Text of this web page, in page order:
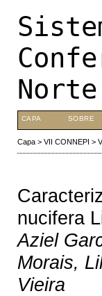
CAPA SOBRE
Capa> VII CONNEPI >
nucifera
Aziel
Morais,
Vieira